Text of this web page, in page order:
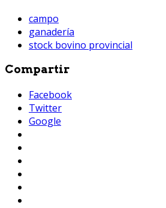
campo
ganadería
stock bovino provincial
Compartir
Facebook
Twitter
Google